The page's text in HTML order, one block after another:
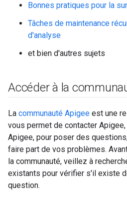
Bonnes pratiques pour la
Tâches de maintenance
d'analyse
et bien d'autres sujets
Accéder à la
La communauté Apigee est une
vous permet de contacter
Apigee, pour poser des
faire part de vos problèmes.
la communauté, veillez à
existants pour vérifier s'il existe
question.